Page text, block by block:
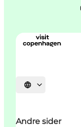
Select language
Andre sider